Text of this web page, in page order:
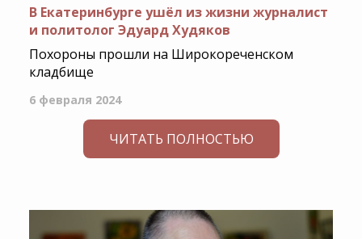
В Екатеринбурге ушёл из жизни журналист
и политолог Эдуард Худяков
Похороны прошли на Широкореченском
кладбище
6 февраля 2024
ЧИТАТЬ ПОЛНОСТЬЮ